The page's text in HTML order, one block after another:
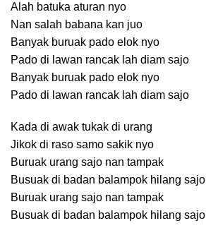
Alah batuka aturan nyo
Nan salah babana kan juo
Banyak buruak pado elok nyo
Pado di lawan rancak lah diam sajo
Banyak buruak pado elok nyo
Pado di lawan rancak lah diam sajo
Kada di awak tukak di urang
Jikok di raso samo sakik nyo
Buruak urang sajo nan tampak
Busuak di badan balampok hilang sajo
Buruak urang sajo nan tampak
Busuak di badan balampok hilang sajo